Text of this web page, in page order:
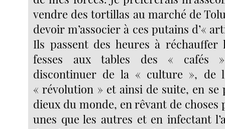
vendre des tortillas au marché de
devoir m’associer à ces putains d’«
Ils passent des heures à réchauffer
fesses aux tables des « cafés
discontinuer de la « culture », de
« révolution » et ainsi de suite, en se
dieux du monde, en rêvant de choses
unes que les autres et en infectant